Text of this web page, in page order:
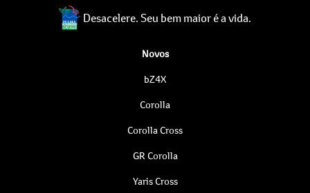
Desacelere. Seu bem maior é a vida.
Novos
bZ4X
Corolla
Corolla Cross
GR Corolla
Yaris Cross